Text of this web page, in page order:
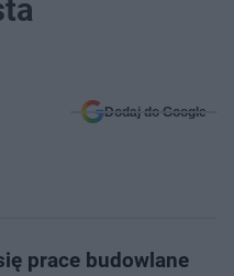
Dodaj do Google
prace budowlane